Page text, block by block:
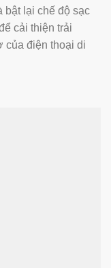
bật lại chế độ sạc
cải thiện trải
của điện thoại di